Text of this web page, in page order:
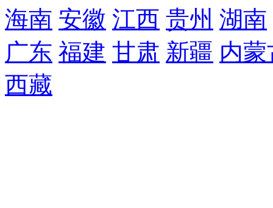
海南 安徽 江西 贵州 湖南
广东 福建 甘肃 新疆 内蒙
西藏